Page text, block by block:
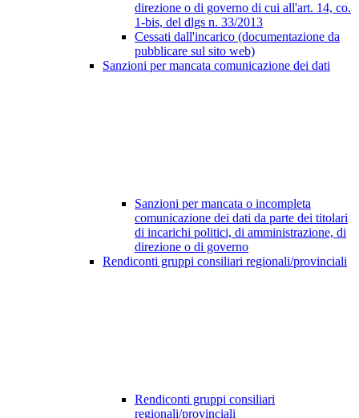
direzione o di governo di cui all'art. 14, co.
1-bis, del dlgs n. 33/2013
Cessati dall'incarico (documentazione da
pubblicare sul sito web)
Sanzioni per mancata comunicazione dei dati
Sanzioni per mancata o incompleta
comunicazione dei dati da parte dei titolari
di incarichi politici, di amministrazione, di
direzione o di governo
Rendiconti gruppi consiliari regionali/provinciali
Rendiconti gruppi consiliari
regionali/provinciali